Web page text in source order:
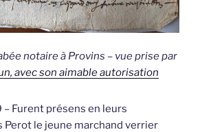
notaire à Provins – vue prise par
avec son aimable autorisation
– Furent présens en leurs
Perot le jeune marchand verrier